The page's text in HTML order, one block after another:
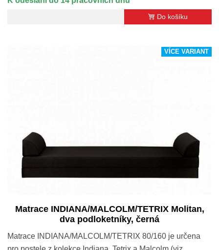
Do košíku
VÍCE VARIANT
Matrace INDIANA/MALCOLM/TETRIX Molitan,
dva podloketníky, černá
Matrace INDIANA/MALCOLM/TETRIX 80/160 je určena